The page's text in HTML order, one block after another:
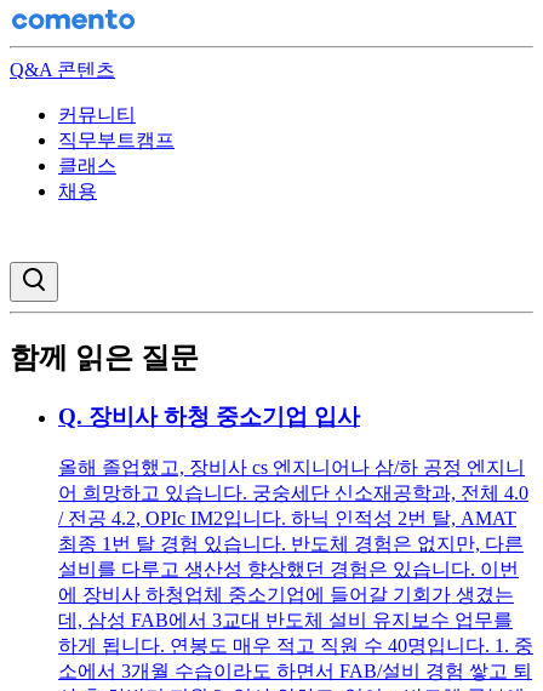
Q&A 콘텐츠
커뮤니티
직무부트캠프
클래스
채용
함께 읽은 질문
Q. 장비사 하청 중소기업 입사
올해 졸업했고, 장비사 cs 엔지니어나 삼/하 공정 엔지니
어 희망하고 있습니다. 궁숭세단 신소재공학과, 전체 4.0
/ 전공 4.2, OPIc IM2입니다. 하닉 인적성 2번 탈, AMAT
최종 1번 탈 경험 있습니다. 반도체 경험은 없지만, 다른
설비를 다루고 생산성 향상했던 경험은 있습니다. 이번
에 장비사 하청업체 중소기업에 들어갈 기회가 생겼는
데, 삼성 FAB에서 3교대 반도체 설비 유지보수 업무를
하게 됩니다. 연봉도 매우 적고 직원 수 40명입니다. 1. 중
소에서 3개월 수습이라도 하면서 FAB/설비 경험 쌓고 퇴